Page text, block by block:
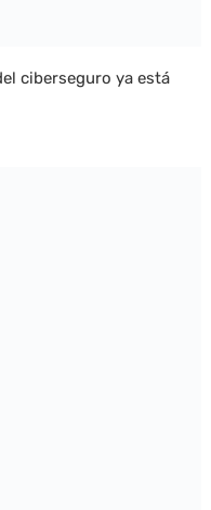
ciberseguro ya está